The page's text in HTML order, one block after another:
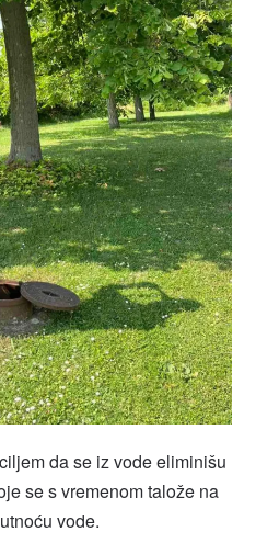
da se iz vode eliminišu
se s vremenom talože na
vode.